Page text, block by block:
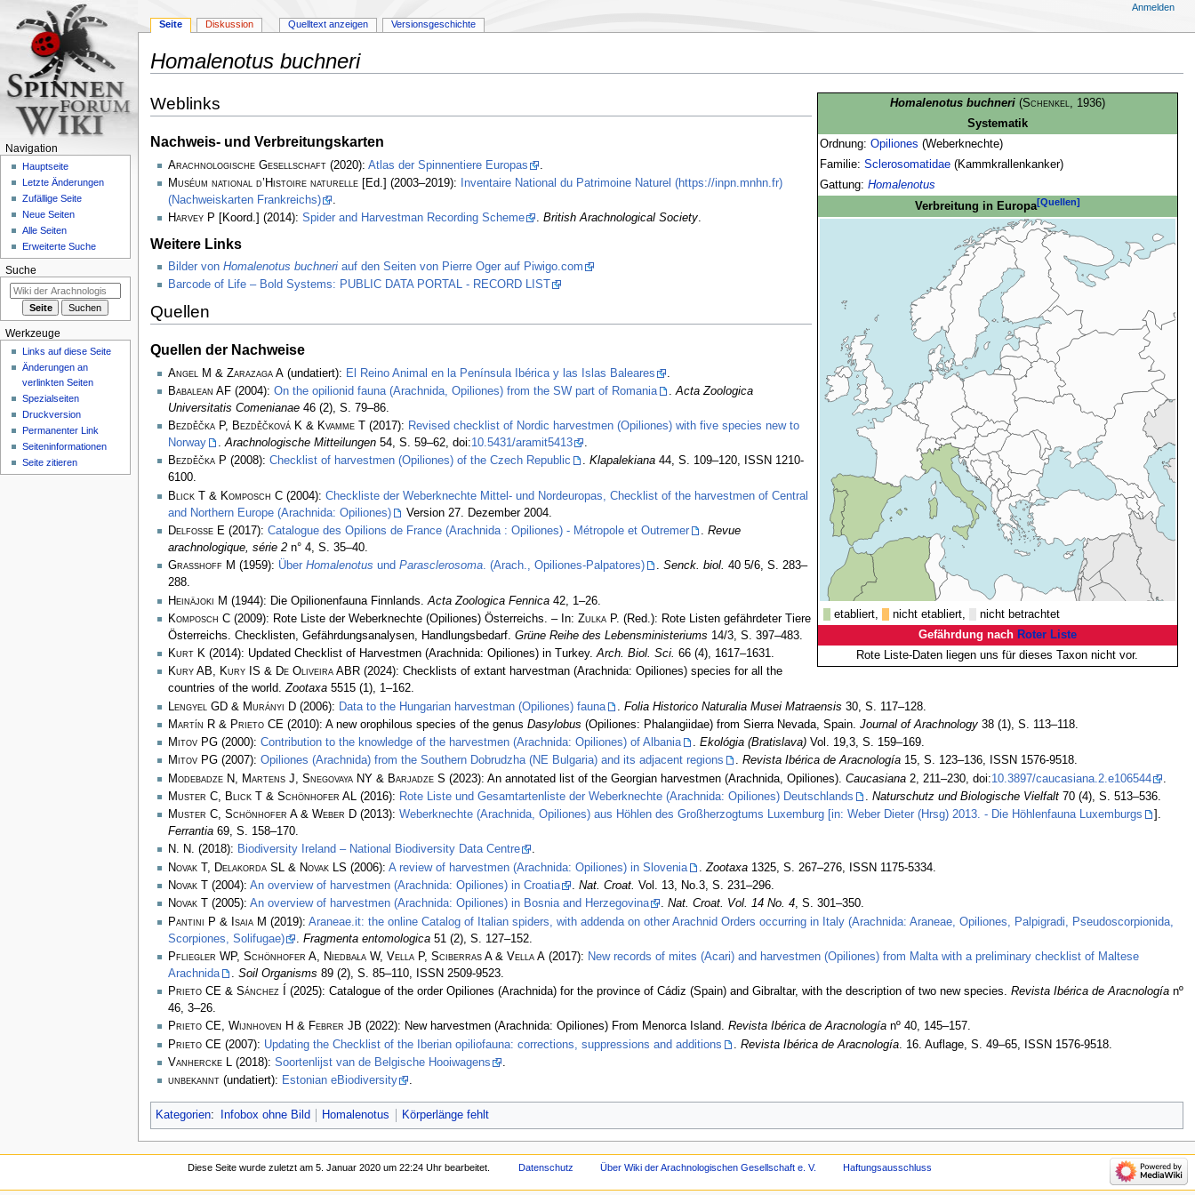
Homalenotus buchneri
Navigation
Suche
Homalenotus buchneri (Schenkel, 1936)
Systematik
Ordnung: Opiliones (Weberknechte)
Familie: Sclerosomatidae(Kammkrallenkanker)
Gattung: Homalenotus
Verbreitung in Europa[Quellen]
etabliert, nicht etabliert,
nicht betrachtet
Gefährdung nach Roter Liste
Rote Liste-Daten liegen uns für dieses Taxon nicht vor.
Weblinks
Nachweis- und Verbreitungskarten
Arachnologische Gesellschaft(2020): Atlas der Spinnentiere Europas
Muséum national d’Histoire naturelle[Ed.] (2003–2019):
Inventaire National du Patrimoine Naturel (https://inpn.mnhn.fr)
(Nachweiskarten Frankreichs)
.
Harvey P [Koord.] (2014): Spider and Harvestman Recording Scheme . British Arachnological Society.
Weitere Links
Bilder von Homalenotus buchneriauf den Seiten von Pierre Oger auf Piwigo.com
Barcode of Life – Bold Systems: PUBLIC DATA PORTAL - RECORD LIST
Quellen
Quellen der Nachweise
Angel M & Zarazaga A(undatiert): El Reino Animal en la Península Ibérica y las Islas Baleares
Babalean AF(2004): On the opilionid fauna (Arachnida, Opiliones) from the SW part of Romania .Acta Zoologica
Universitatis Comenianae46 (2), S. 79–86.
Bezděčka P, Bezděčková K & Kvamme T
(2017): Revised checklist of Nordic harvestmen (Opiliones) with five species new to
Norway
.Arachnologische Mitteilungen54, S. 59–62, doi:10.5431/aramit5413
.
Bezděčka P (2008): Checklist of harvestmen (Opiliones) of the Czech Republic . Klapalekiana44, S. 109–120, ISSN 1210-
6100.
Blick T & Komposch C(2004): Checkliste der Weberknechte Mittel- und Nordeuropas, Checklist of the harvestmen of Central
and Northern Europe (Arachnida: Opiliones)
Version 27. Dezember 2004.
Delfosse E(2017): Catalogue des Opilions de France (Arachnida : Opiliones) - Métropole et Outremer . Revue
arachnologique, série 2n° 4, S. 35–40.
Grasshoff M (1959): Über Homalenotus und Parasclerosoma. (Arach., Opiliones-Palpatores) . Senck. biol. 40 5/6, S. 283–
288.
Heinäjoki M (1944): Die Opilionenfauna Finnlands. Acta Zoologica Fennica42, 1–26.
Komposch C(2009): Rote Liste der Weberknechte (Opiliones) Österreichs. – In: ZulkaP. (Red.): Rote Listen gefährdeter Tiere
Österreichs. Checklisten, Gefährdungsanalysen, Handlungsbedarf. Grüne Reihe des Lebensministeriums 14/3, S. 397–483.
Kurt K(2014): Updated Checklist of Harvestmen (Arachnida: Opiliones) in Turkey.Arch. Biol. Sci. 66 (4), 1617–1631.
Kury AB, Kury IS & De Oliveira ABR(2024): Checklists of extant harvestman (Arachnida: Opiliones) species for all the
countries of the world.Zootaxa5515 (1), 1–162.
Lengyel GD & Murányi D(2006): Data to the Hungarian harvestman (Opiliones) fauna Folia Historico Naturalia Musei Matraensis 30, S. 117–128.
Martín R & Prieto CE(2010): A new orophilous species of the genus Dasylobus (Opiliones: Phalangiidae) from Sierra Nevada, Spain. Journal of Arachnology38 (1), S. 113–118.
Mitov PG(2000): Contribution to the knowledge of the harvestmen (Arachnida: Opiliones) of Albania . Ekológia (Bratislava)Vol. 19,3, S. 159–169.
Mitov PG(2007): Opiliones (Arachnida) from the Southern Dobrudzha (NE Bulgaria) and its adjacent regions . Revista Ibérica de Aracnología15, S. 123–136, ISSN 1576-9518.
Modebadze N, Martens J, Snegovaya NY & Barjadze S (2023): An annotated list of the Georgian harvestmen (Arachnida, Opiliones). Caucasiana2, 211–230, doi:10.3897/caucasiana.2.e106544
Muster C, Blick T & Schönhofer AL(2016): Rote Liste und Gesamtartenliste der Weberknechte (Arachnida: Opiliones) Deutschlands . Naturschutz und Biologische Vielfalt70 (4), S. 513–536.
Muster C, Schönhofer A & Weber D(2013): Weberknechte (Arachnida, Opiliones) aus Höhlen des Großherzogtums Luxemburg [in: Weber Dieter (Hrsg) 2013. - Die Höhlenfauna Luxemburgs
].
Ferrantia69, S. 158–170.
N. N. (2018): Biodiversity Ireland – National Biodiversity Data Centre
.
Novak T, Delakorda SL & Novak LS (2006): A review of harvestmen (Arachnida: Opiliones) in Slovenia Zootaxa1325, S. 267–276, ISSN 1175-5334.
Novak T
(2004): An overview of harvestmen (Arachnida: Opiliones) in Croatia . Nat. Croat. Vol. 13, No.3, S. 231–296.
Novak T
(2005): An overview of harvestmen (Arachnida: Opiliones) in Bosnia and Herzegovina . Nat. Croat. Vol. 14 No. 4, S. 301–350.
Pantini P & Isaia M (2019): Araneae.it: the online Catalog of Italian spiders, with addenda on other Arachnid Orders occurring in Italy (Arachnida: Araneae, Opiliones, Palpigradi, Pseudoscorpionida,
Scorpiones, Solifugae)
Fragmenta entomologica51 (2), S. 127–152.
Pfliegler WP, Schönhofer A, Niedbała W, Vella P, Sciberras A & Vella A(2017): New records of mites (Acari) and harvestmen (Opiliones) from Malta with a preliminary checklist of Maltese
Arachnida
Soil Organisms 89 (2), S. 85–110, ISSN 2509-9523.
Prieto CE & Sánchez Í
(2025): Catalogue of the order Opiliones (Arachnida) for the province of Cádiz (Spain) and Gibraltar, with the description of two new species. Revista Ibérica de Aracnologíanº
46, 3–26.
Prieto CE, Wijnhoven H & Febrer JB (2022): New harvestmen (Arachnida: Opiliones) From Menorca Island. Revista Ibérica de Aracnologíanº 40, 145–157.
Prieto CE (2007): Updating the Checklist of the Iberian opiliofauna: corrections, suppressions and additions Revista Ibérica de Aracnología. 16. Auflage, S. 49–65, ISSN 1576-9518.
Vanhercke L(2018): Soortenlijst van de Belgische Hooiwagens
.
unbekannt(undatiert): Estonian eBiodiversity .
Kategorien: Infobox ohne Bild Homalenotus Körperlänge fehlt
Seite Diskussion Quelltext anzeigen Versionsgeschichte
Anmelden
Navigation
Hauptseite
Letzte Änderungen
Zufällige Seite
Neue Seiten
Alle Seiten
Erweiterte Suche
Suche
Werkzeuge
Links auf diese Seite
Änderungen an
verlinkten Seiten
Spezialseiten
Druckversion
Permanenter Link
Seiten­­informationen
Seite zitieren
Diese Seite wurde zuletzt am 5. Januar 2020 um 22:24 Uhr bearbeitet. Datenschutz Über Wiki der Arachnologischen Gesellschaft e. V. Haftungsausschluss